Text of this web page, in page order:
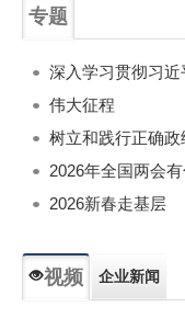
专题
深入学习贯彻习近
伟大征程
树立和践行正确政
2026年全国两会
2026新春走基层
视频 企业新闻